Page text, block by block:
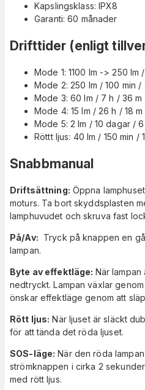
Kapslingsklass: IPX8
Garanti: 60 månader
Drifttider (enligt
Mode 1: 1100 lm -> 250 lm
Mode 2: 250 lm / 100 min /
Mode 3: 60 lm / 7 h / 36 m
Mode 4: 15 lm / 26 h / 18 m
Mode 5: 2 lm / 10 dagar / 6
Röttt ljus: 40 lm / 150 min /
Snabbmanual
Driftsättning: Öppna
moturs. Ta bort skyddsplasten
lamphuvudet och skruva fast
På/Av: Tryck på knappen en
lampan.
Byte av effektläge: När
nedtryckt. Lampan växlar
önskar effektläge genom att
Rött ljus: När ljuset är släckt
för att tända det röda ljuset.
SOS-läge: När den röda
strömknappen i cirka 2
med rött ljus.